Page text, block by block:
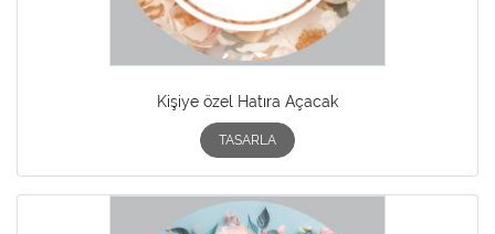
Kişiye özel Hatıra Açacak
TASARLA